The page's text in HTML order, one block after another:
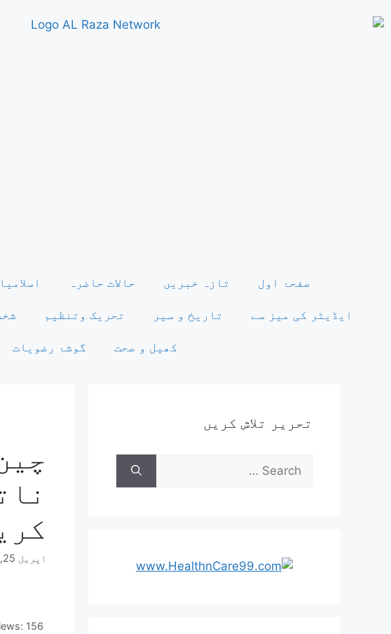
صفحۂ اول تازہ خبریں حالات حاضرہ
ایڈیٹر کی میز سے تاریخ و سیر تحریک وتنظیم
کھیل و صحت گوشۂ رضویات
اپریل 25, 2023
156
تحریر تلاش کریں